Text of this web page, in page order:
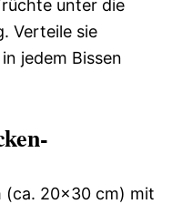
unter die
Verteile sie
jedem Bissen
(ca. 20×30 cm) mit